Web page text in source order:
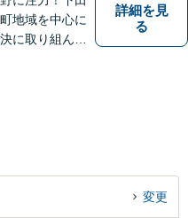
地域を中心に
に取り組んで
詳細を見
る
変更